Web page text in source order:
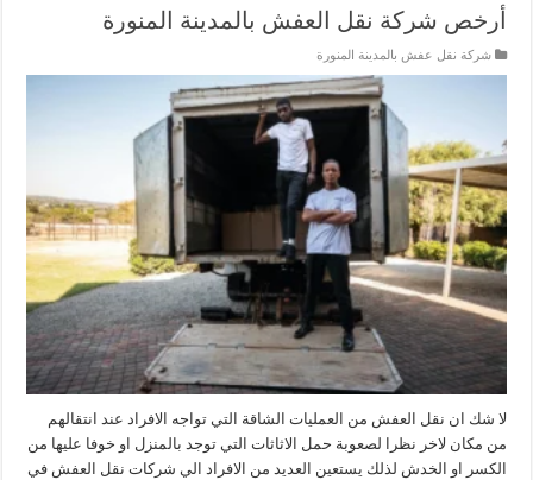
أرخص شركة نقل العفش بالمدينة المنورة
شركة نقل عفش بالمدينة المنورة
لا شك ان نقل العفش من العمليات الشاقة التي تواجه الافراد عند انتقالهم
من مكان لاخر نظرا لصعوبة حمل الاثاثات التي توجد بالمنزل او خوفا عليها من
الكسر او الخدش لذلك يستعين العديد من الافراد الي شركات نقل العفش في